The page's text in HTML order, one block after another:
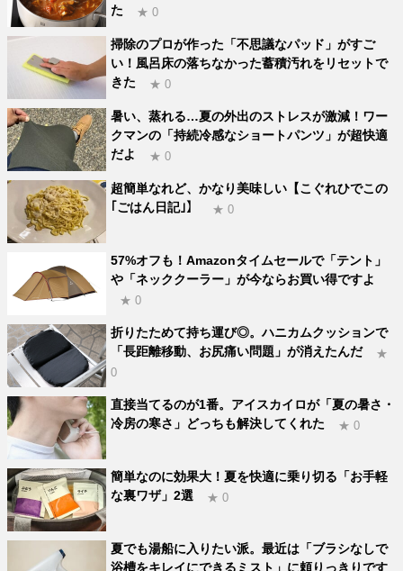
た
★ 0
掃除のプロが作った「不思議なパッド」がすご
い！風呂床の落ちなかった蓄積汚れをリセットで
きた
★ 0
暑い、蒸れる…夏の外出のストレスが激減！ワー
クマンの「持続冷感なショートパンツ」が超快適
だよ
★ 0
超簡単なれど、かなり美味しい【こぐれひでこの
｢ごはん日記｣】
★ 0
57%オフも！Amazonタイムセールで「テント」
や「ネッククーラー」が今ならお買い得ですよ
★ 0
折りたためて持ち運び◎。ハニカムクッションで
「長距離移動、お尻痛い問題」が消えたんだ
★
0
直接当てるのが1番。アイスカイロが「夏の暑さ・
冷房の寒さ」どっちも解決してくれた
★ 0
簡単なのに効果大！夏を快適に乗り切る「お手軽
な裏ワザ」2選
★ 0
夏でも湯船に入りたい派。最近は「ブラシなしで
浴槽をキレイにできるミスト」に頼りっきりです